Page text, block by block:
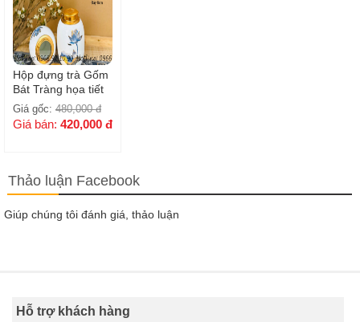
Hộp đựng trà Gốm
Bát Tràng họa tiết
hoa sen xanh
Giá gốc: 480,000 đ
Giá bán: 420,000 đ
Thảo luận Facebook
Giúp chúng tôi đánh giá, thảo luận
Hỗ trợ khách hàng